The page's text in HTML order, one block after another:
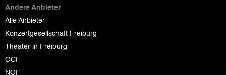
Andere Anbieter
Alle Anbieter
Konzertgesellschaft Freiburg
Theater in Freiburg
OCF
NOF